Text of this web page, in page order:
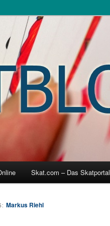
Skat.com – Das Skatportal
Markus Riehl